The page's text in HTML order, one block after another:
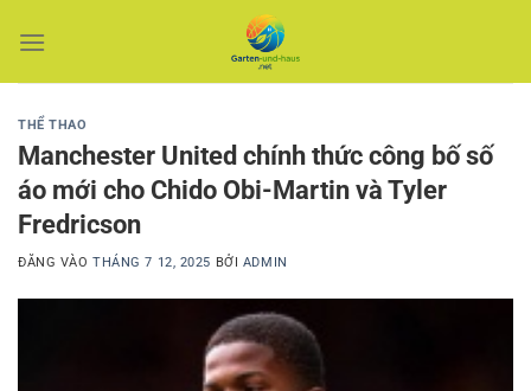
qua
THỂ THAO
Manchester United chính thức công bố số
áo mới cho Chido Obi-Martin và Tyler
Fredricson
ĐĂNG VÀOTHÁNG 7 12, 2025 BỞI ADMIN